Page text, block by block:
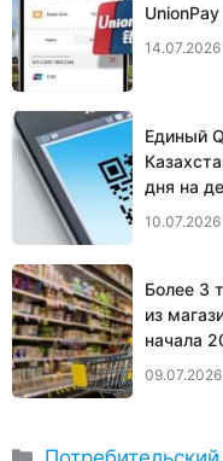
UnionPay
14.07.2026
Единый
дня на
Более 3
из
начала
09.07.2026
Рубрики